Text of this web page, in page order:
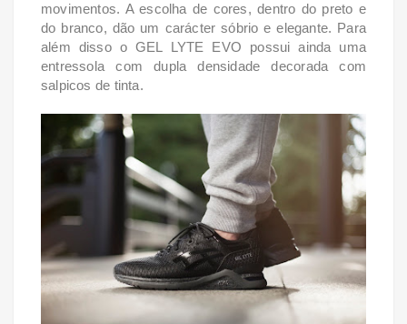
movimentos. A escolha de cores, dentro do preto e
do branco, dão um carácter sóbrio e elegante. Para
além disso o GEL LYTE EVO possui ainda uma
entressola com dupla densidade decorada com
salpicos de tinta.